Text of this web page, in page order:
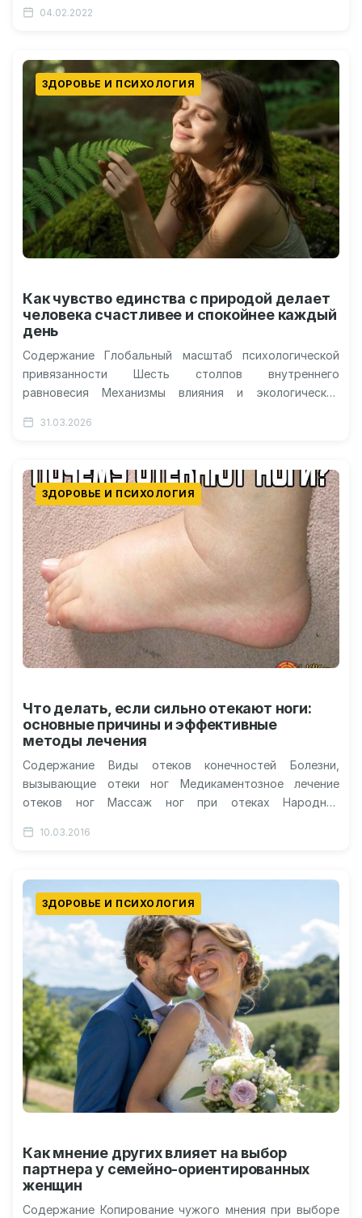
04.02.2022
ЗДОРОВЬЕ И ПСИХОЛОГИЯ
Как чувство единства с природой делает
человека счастливее и спокойнее каждый
день
Содержание Глобальный масштаб психологической
привязанности Шесть столпов внутреннего
равновесия Механизмы влияния и экологический
вектор для каждого Чувство эмоциональной связи…
31.03.2026
ЗДОРОВЬЕ И ПСИХОЛОГИЯ
Что делать, если сильно отекают ноги:
основные причины и эффективные
методы лечения
Содержание Виды отеков конечностей Болезни,
вызывающие отеки ног Медикаментозное лечение
отеков ног Массаж ног при отеках Народная
ногах:…
10.03.2016
ЗДОРОВЬЕ И ПСИХОЛОГИЯ
Как мнение других влияет на выбор
партнера у семейно-ориентированных
женщин
Содержание Копирование чужого мнения при выборе